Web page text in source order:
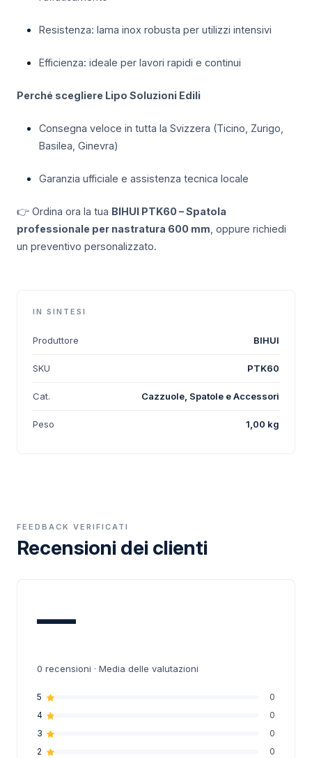
Resistenza: lama inox robusta per utilizzi intensivi
Efficienza: ideale per lavori rapidi e continui
Perché scegliere Lipo Soluzioni Edili
Consegna veloce in tutta la Svizzera (Ticino, Zurigo,
Basilea, Ginevra)
Garanzia ufficiale e assistenza tecnica locale
👉 Ordina ora la tua BIHUI PTK60 – Spatola
professionale per nastratura 600 mm , oppure richiedi
un preventivo personalizzato.
IN SINTESI
Produttore BIHUI
SKU PTK60
Cat. Cazzuole, Spatole e Accessori
Peso 1,00 kg
FEEDBACK VERIFICATI
Recensioni dei clienti
—
0 recensioni · Media delle valutazioni
5
0
4
0
3
0
2
0